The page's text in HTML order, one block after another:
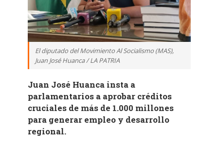
El diputado del Movimiento Al Socialismo (MAS),
Juan José Huanca / LA PATRIA
Juan José Huanca insta a
parlamentarios a aprobar créditos
cruciales de más de 1.000 millones
para generar empleo y desarrollo
regional.